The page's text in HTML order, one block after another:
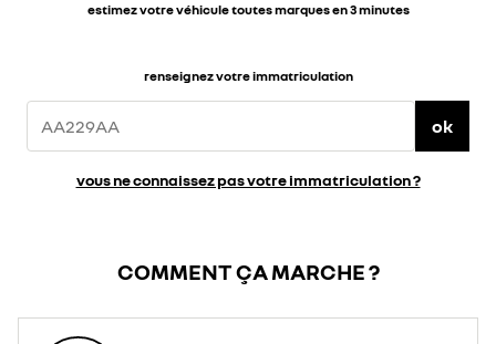
estimez votre véhicule toutes marques en 3 minutes
renseignez votre immatriculation
ok
vous ne connaissez pas votre immatriculation ?
COMMENT ÇA MARCHE ?